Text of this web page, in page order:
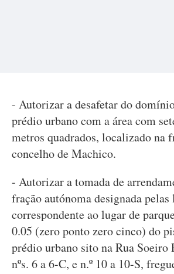
- Autorizar a desafetar do
prédio urbano com a área com
metros quadrados, localizado na
concelho de Machico.
- Autorizar a tomada de
fração autónoma designada pelas
correspondente ao lugar de
0.05 (zero ponto zero cinco) do
prédio urbano sito na Rua Soeiro
nºs. 6 a 6-C, e n.º 10 a 10-S,